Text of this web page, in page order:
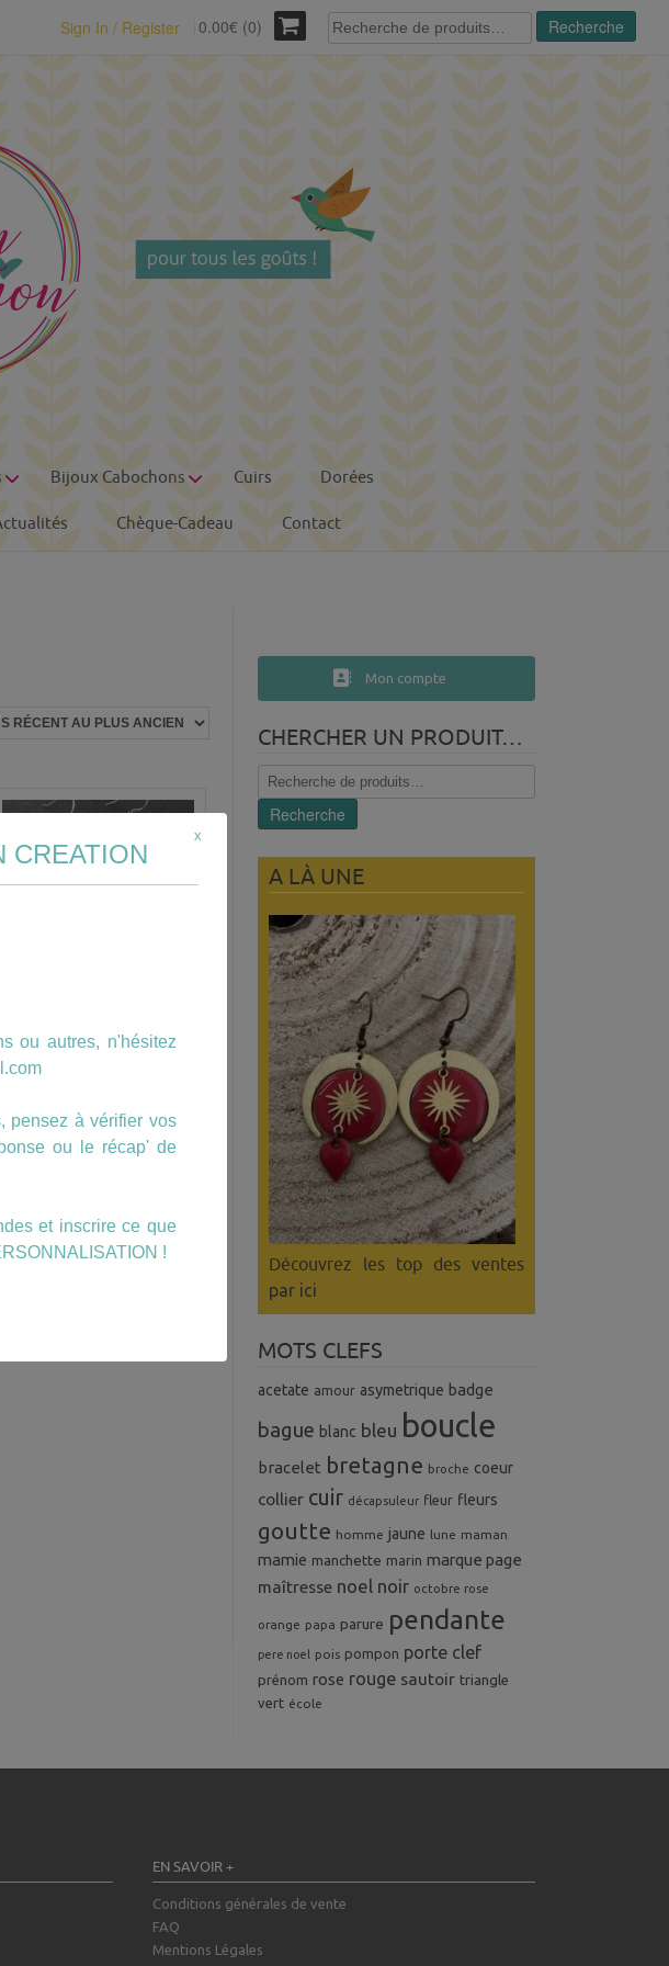
Sign In / Register 0.00€ (0)
Recherche
pour :
Recherche
Bijoux Cabochons Cuirs Dorées
Chèque-Cadeau Contact
Boucles Pendantes
zig zag motif Incas
Mon compte
CHERCHER UN PRODUIT…
Recherche
pour :
Recherche
A LÀ UNE
Découvrez les top des ventes
par ici
MOTS CLEFS
acetate amour asymetrique badge
bague blanc bleu boucle
bracelet bretagne broche coeur
collier cuir décapsuleur fleur fleurs
goutte homme jaune lune maman
mamie manchette marin marque page
maîtresse noel noir octobre rose
orange papa parure pendante
pere noel pois pompon porte clef
prénom rose rouge sautoir triangle
vert école
EN SAVOIR +
Conditions générales de vente
FAQ
Mentions Légales
CREATION
ou autres, n'hésitez
pensez à vérifier vos
ou le récap' de
et inscrire ce que
!
x